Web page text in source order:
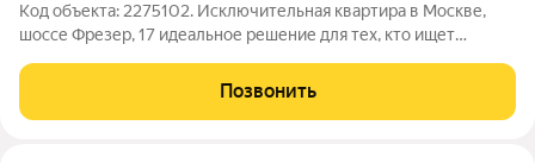
Код объекта: 2275102. Исключительная квартира в Москве,
шоссе Фрезер, 17 идеальное решение для тех, кто ищет
Продаётся трёхкомнатная квартира площадью 71,5 кв. м на 8
этаже 24-этажного
Позвонить